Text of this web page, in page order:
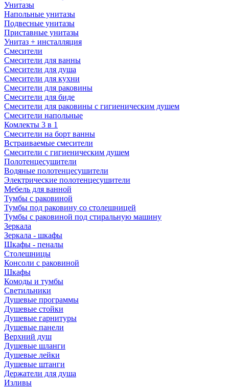
Унитазы
Напольные унитазы
Подвесные унитазы
Приставные унитазы
Унитаз + инсталляция
Смесители
Смесители для ванны
Смесители для душа
Смесители для кухни
Смесители для раковины
Смесители для биде
Смесители для раковины с гигиеническим душем
Смесители напольные
Комлекты 3 в 1
Смесители на борт ванны
Встраиваемые смесители
Смесители с гигиеническим душем
Полотенцесушители
Водяные полотенцесушители
Электрические полотенцесушители
Мебель для ванной
Тумбы с раковиной
Тумбы под раковину со столешницей
Тумбы с раковиной под стиральную машину
Зеркала
Зеркала - шкафы
Шкафы - пеналы
Столешницы
Консоли с раковиной
Шкафы
Комоды и тумбы
Светильники
Душевые программы
Душевые стойки
Душевые гарнитуры
Душевые панели
Верхний душ
Душевые шланги
Душевые лейки
Душевые штанги
Держатели для душа
Изливы